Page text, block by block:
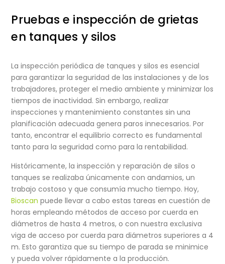
Pruebas e inspección de grietas
en tanques y silos
La inspección periódica de tanques y silos es esencial
para garantizar la seguridad de las instalaciones y de los
trabajadores, proteger el medio ambiente y minimizar los
tiempos de inactividad. Sin embargo, realizar
inspecciones y mantenimiento constantes sin una
planificación adecuada genera paros innecesarios. Por
tanto, encontrar el equilibrio correcto es fundamental
tanto para la seguridad como para la rentabilidad.
Históricamente, la inspección y reparación de silos o
tanques se realizaba únicamente con andamios, un
trabajo costoso y que consumía mucho tiempo. Hoy,
Bioscan puede llevar a cabo estas tareas en cuestión de
horas empleando métodos de acceso por cuerda en
diámetros de hasta 4 metros, o con nuestra exclusiva
viga de acceso por cuerda para diámetros superiores a 4
m. Esto garantiza que su tiempo de parada se minimice
y pueda volver rápidamente a la producción.